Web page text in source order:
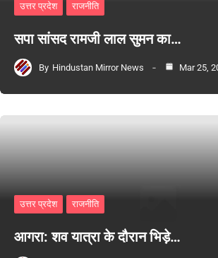
उत्तर प्रदेश राजनीति
सपा सांसद रामजी लाल सुमन का…
By Hindustan Mirror News Mar 25,
उत्तर प्रदेश राजनीति
आगरा: शव यात्रा के दौरान भिड़े…